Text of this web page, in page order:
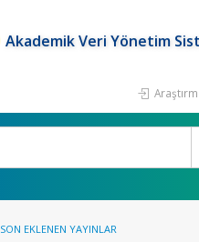
Akademik Veri Yönetim
SON EKLENEN YAYINLAR